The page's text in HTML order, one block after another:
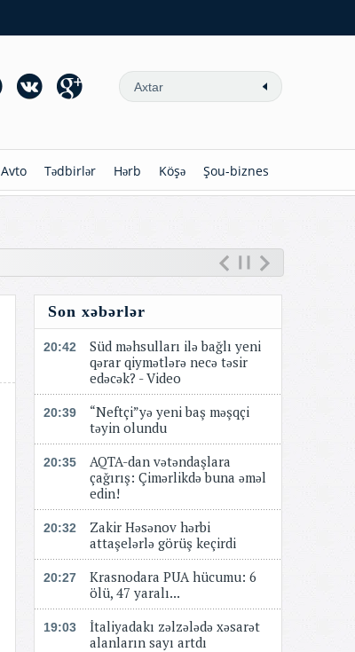
Avto Tədbirlər Hərb Köşə Şou-biznes
Son xəbərlər
20:42
Süd məhsulları ilə bağlı yeni
qərar qiymətlərə necə təsir
edəcək? - Video
20:39
“Neftçi”yə yeni baş məşqçi
təyin olundu
20:35
AQTA-dan vətəndaşlara
çağırış: Çimərlikdə buna əməl
edin!
20:32
Zakir Həsənov hərbi
attaşelərlə görüş keçirdi
20:27
Krasnodara PUA hücumu: 6
ölü, 47 yaralı...
19:03
İtaliyadakı zəlzələdə xəsarət
alanların sayı artdı